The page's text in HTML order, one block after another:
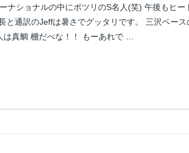
ナショナルの中にポツリのS名人(笑) 午後もヒー
と通訳のJeffは暑さでグッタリです。 三沢ベース
は真鯛 棚だべな！！ もーあれで …